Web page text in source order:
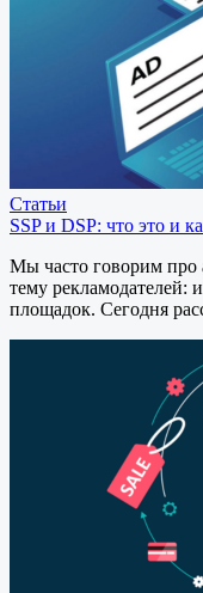
Статьи
SSP и DSP: что это и
Мы часто говорим про
тему
площадок. Сегодня